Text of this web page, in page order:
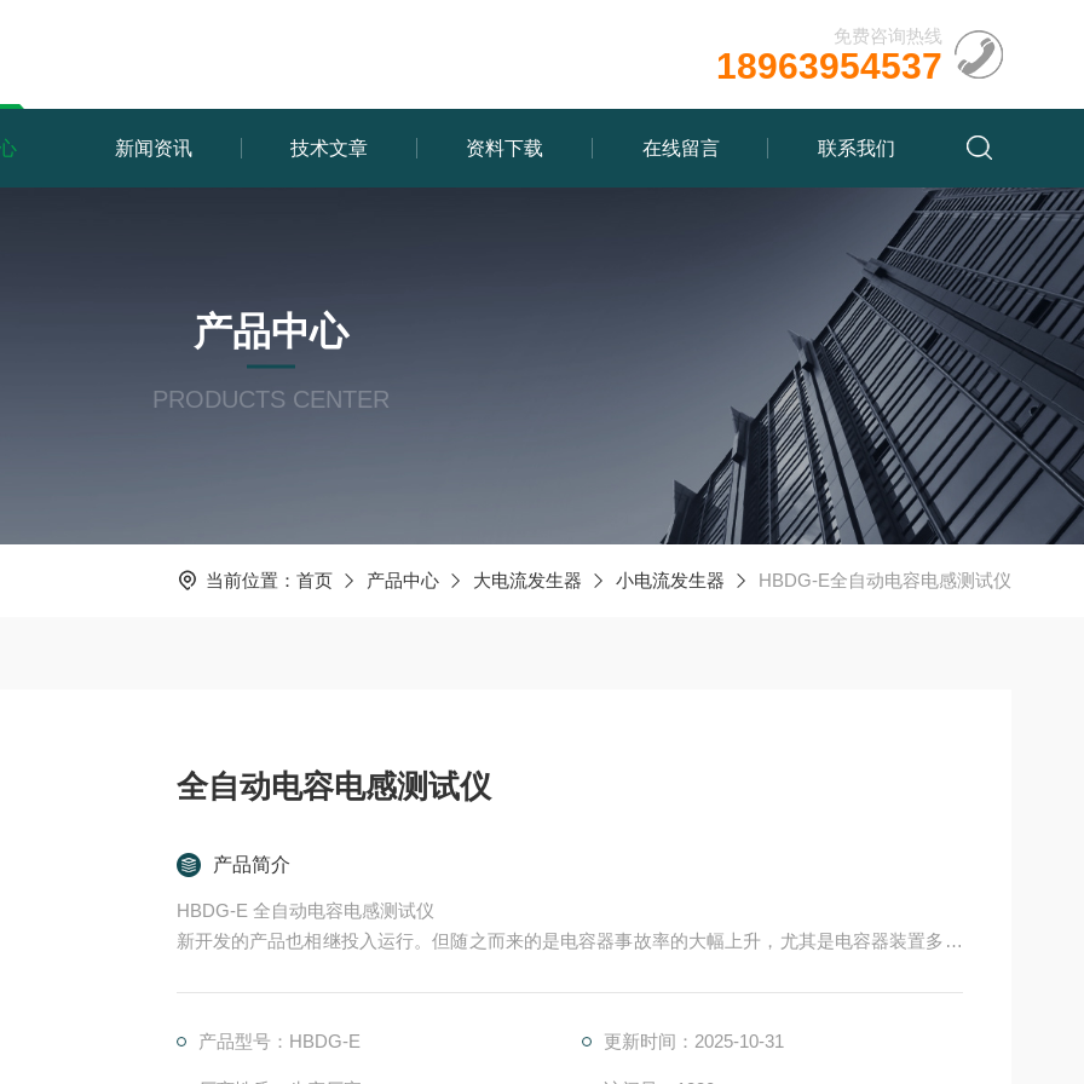
免费咨询热线
18963954537
新闻资讯 技术文章 资料下载 在线留言 联系我们
产品中心
PRODUCTS CENTER
当前位置： 首页 产品中心 大电流发生器 小电流发生器 HBDG-E全自动电容电感测试仪
全自动电容电感测试仪
产品简介
HBDG-E 全自动电容电感测试仪
新开发的产品也相继投入运行。但随之而来的是电容器事故率的大幅上升，尤其是电容器装置多年
是：无功补偿技术管理和运行人员新
产品型号：HBDG-E 更新时间：2025-10-31